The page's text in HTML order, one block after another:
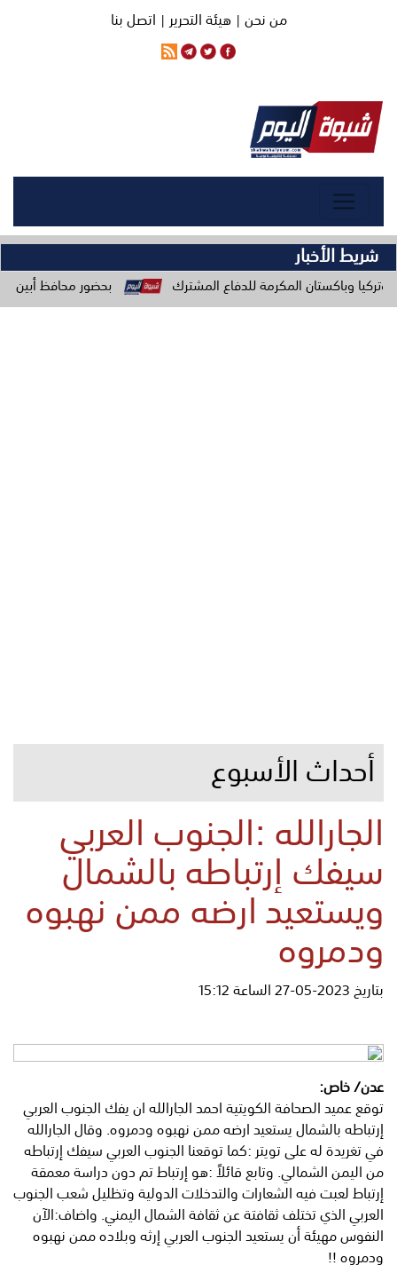
من نحن |هيئة التحرير | اتصل بنا
شريط الأخبار
المكرمة للدفاع المشترك بحضور محافظ أبين ومدير البرنامج
أحداث الأسبوع
الجارالله :الجنوب العربي
سيفك إرتباطه بالشمال
ويستعيد ارضه ممن نهبوه
ودمروه
بتاريخ 2023-05-27 الساعة 15:12
عدن/ خاص:
توقع عميد الصحافة الكويتية احمد الجارالله ان يفك الجنوب العربي
إرتباطه بالشمال يستعيد ارضه ممن نهبوه ودمروه. وقال الجارالله
في تغريدة له على تويتر :كما توقعنا ‎الجنوب العربي سيفك إرتباطه
من ‎اليمن الشمالي. وتابع قائلاً :هو إرتباط تم دون دراسة معمقة
إرتباط لعبت فيه الشعارات والتدخلات الدولية وتظليل شعب الجنوب
العربي الذي تختلف ثقافتة عن ثقافة الشمال اليمني. واضاف:الآن
النفوس مهيئة أن يستعيد الجنوب العربي إرثه وبلاده ممن نهبوه
ودمروه !!